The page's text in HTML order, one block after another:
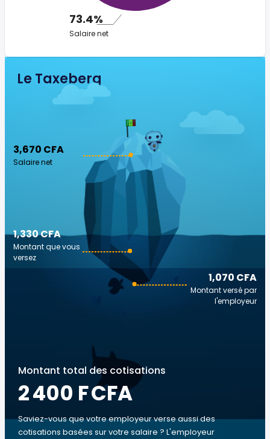
73.4%
Salaire net
Le Taxeberg
3,670 CFA
Salaire net
1,070 CFA
Montant versé par
l'employeur
1,330 CFA
Montant que vous
versez
Montant total des cotisations
2 400 F CFA
Saviez-vous que votre employeur verse aussi des
cotisations basées sur votre salaire ? L'employeur